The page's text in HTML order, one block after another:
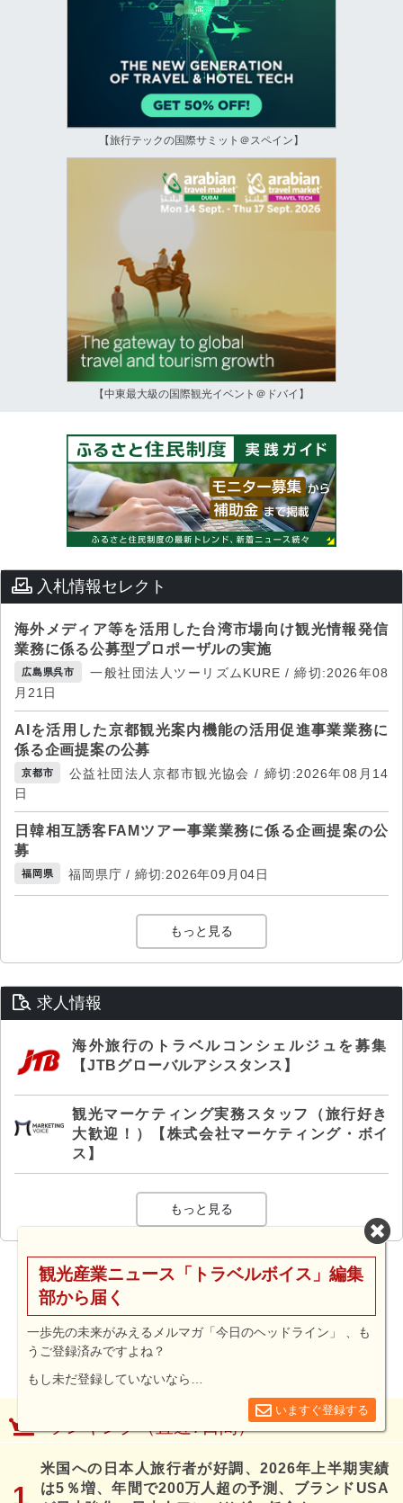
【旅行テックの国際サミット＠スペイン】
【中東最大級の国際観光イベント＠ドバイ】
入札情報セレクト
海外メディア等を活用した台湾市場向け観光情報発信
業務に係る公募型プロポーザルの実施
広島県呉市
一般社団法人ツーリズムKURE / 締切:2026年08
月21日
AIを活用した京都観光案内機能の活用促進事業業務に
係る企画提案の公募
京都市
公益社団法人京都市観光協会 / 締切:2026年08月14
日
日韓相互誘客FAMツアー事業業務に係る企画提案の公
募
福岡県 福岡県庁 / 締切:2026年09月04日
もっと見る
求人情報
海外旅行のトラベルコンシェルジュを募集
【JTBグローバルアシスタンス】
観光マーケティング実務スタッフ（旅行好き
大歓迎！）【株式会社マーケティング・ボイ
ス】
もっと見る
ランキング（直近7日間）
米国への日本人旅行者が好調、2026年上半期実績
は5％増、年間で200万人超の予測、ブランドUSA
観光産業ニュース「トラベルボイス」編集
部から届く
一歩先の未来がみえるメルマガ「今日のヘッドライン」 、も
うご登録済みですよね？
もし未だ登録していないなら…
いますぐ登録する